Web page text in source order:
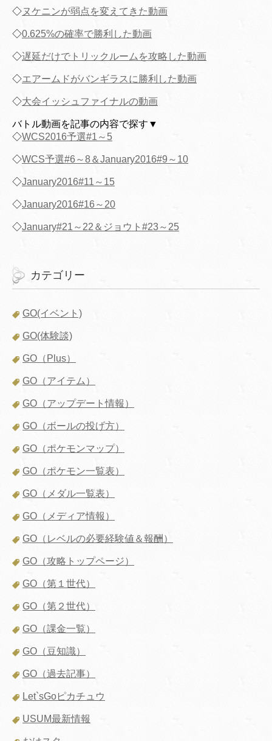
◇ヌケニンが弱点を変えてきた動画
◇0.625%の確率で勝利した動画
◇遅延だけでトリックルームを攻略した動画
◇エアームドがバンギラスに勝利した動画
◇大会イッシュファイナルの動画
バトル動画を記事の内容で探す▼
◇WCS2016予選#1～5
◇WCS予選#6～8＆January2016#9～10
◇January2016#11～15
◇January2016#16～20
◇January#21～22＆ジョウト#23～25
カテゴリー
GO(イベント)
GO(体験談)
GO（Plus）
GO（アイテム）
GO（アップデート情報）
GO（ボールの投げ方）
GO（ポケモンマップ）
GO（ポケモン一覧表）
GO（メダル一覧表）
GO（メディア情報）
GO（レベルの必要経験値＆報酬）
GO（攻略トップページ）
GO（第１世代）
GO（第２世代）
GO（課金一覧）
GO（豆知識）
GO（過去記事）
Let`sGoピカチュウ
USUM最新情報